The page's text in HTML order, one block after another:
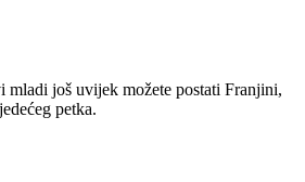
mladi još uvijek možete postati Franjini,
petka.